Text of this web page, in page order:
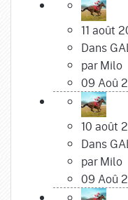
11 août
Dans
parMilo
09 Aoû
10 août
Dans
parMilo
09 Aoû